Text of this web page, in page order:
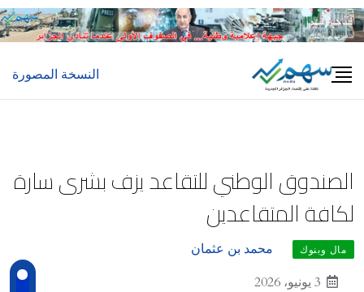
Skip
to
النسخة المصورة
الصندوق الوطني للتقاعد يزف بشرى سارة
لكافة المتقاعدين
مال وبنوك
محمد بن عثمان
3 يونيو، 2026